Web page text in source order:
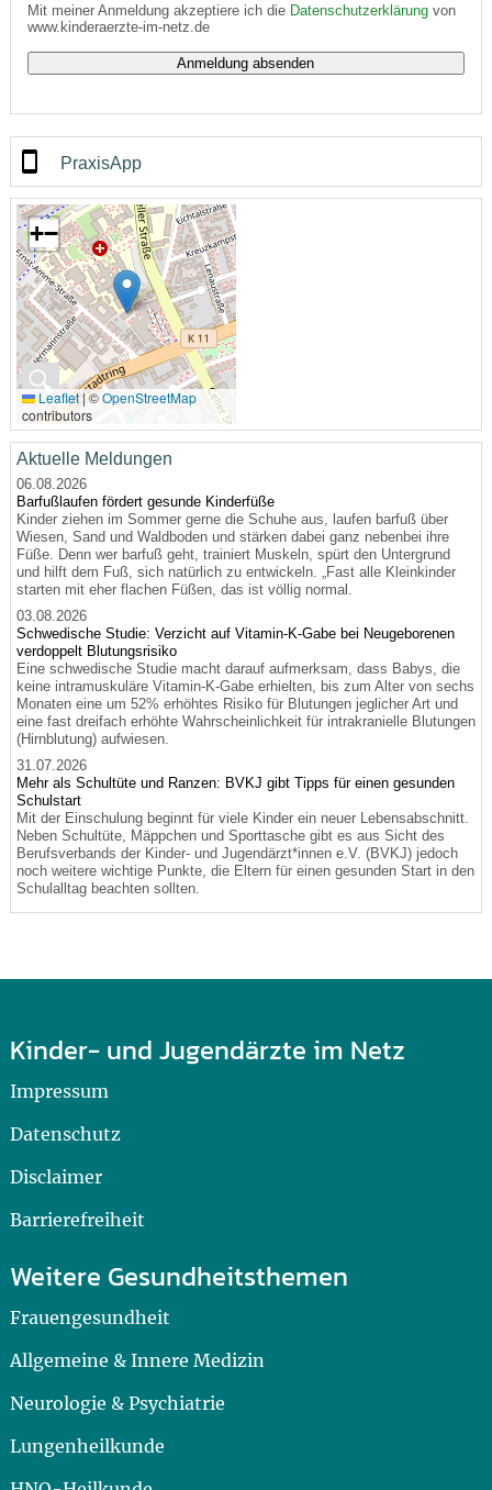
Mit meiner Anmeldung akzeptiere ich die Datenschutzerklärungvon
www.kinderaerzte-im-netz.de
PraxisApp
🔍
+−
Leaflet|©OpenStreetMap
contributors
Aktuelle Meldungen
06.08.2026
Barfußlaufen fördert gesunde Kinderfüße
Kinder ziehen im Sommer gerne die Schuhe aus, laufen barfuß über
Wiesen, Sand und Waldboden und stärken dabei ganz nebenbei ihre
Füße. Denn wer barfuß geht, trainiert Muskeln, spürt den Untergrund
und hilft dem Fuß, sich natürlich zu entwickeln. „Fast alle Kleinkinder
starten mit eher flachen Füßen, das ist völlig normal.
03.08.2026
Schwedische Studie: Verzicht auf Vitamin-K-Gabe bei Neugeborenen
verdoppelt Blutungsrisiko
Eine schwedische Studie macht darauf aufmerksam, dass Babys, die
keine intramuskuläre Vitamin-K-Gabe erhielten, bis zum Alter von sechs
Monaten eine um 52% erhöhtes Risiko für Blutungen jeglicher Art und
eine fast dreifach erhöhte Wahrscheinlichkeit für intrakranielle Blutungen
(Hirnblutung) aufwiesen.
31.07.2026
Mehr als Schultüte und Ranzen: BVKJ gibt Tipps für einen gesunden
Schulstart
Mit der Einschulung beginnt für viele Kinder ein neuer Lebensabschnitt.
Neben Schultüte, Mäppchen und Sporttasche gibt es aus Sicht des
Berufsverbands der Kinder- und Jugendärzt*innen e.V. (BVKJ) jedoch
noch weitere wichtige Punkte, die Eltern für einen gesunden Start in den
Schulalltag beachten sollten.
Kinder- und Jugendärzte im Netz
Impressum
Datenschutz
Disclaimer
Barrierefreiheit
Weitere Gesundheitsthemen
Frauengesundheit
Allgemeine & Innere Medizin
Neurologie & Psychiatrie
Lungenheilkunde